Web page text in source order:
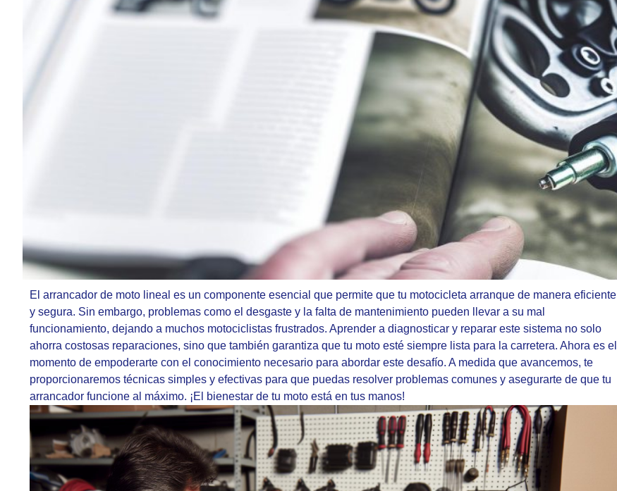
El arrancador de moto lineal es un componente esencial que permite que tu motocicleta arranque de manera eficiente
y segura. Sin embargo, problemas como el desgaste y la falta de mantenimiento pueden llevar a su mal
funcionamiento, dejando a muchos motociclistas frustrados. Aprender a diagnosticar y reparar este sistema no solo
ahorra costosas reparaciones, sino que también garantiza que tu moto esté siempre lista para la carretera. Ahora es el
momento de empoderarte con el conocimiento necesario para abordar este desafío. A medida que avancemos, te
proporcionaremos técnicas simples y efectivas para que puedas resolver problemas comunes y asegurarte de que tu
arrancador funcione al máximo. ¡El bienestar de tu moto está en tus manos!